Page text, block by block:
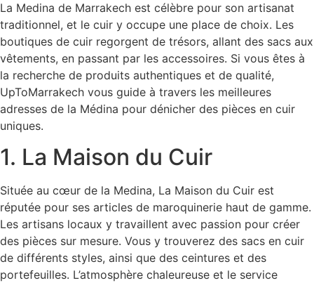
La Medina de Marrakech est célèbre pour son artisanat
traditionnel, et le cuir y occupe une place de choix. Les
boutiques de cuir regorgent de trésors, allant des sacs aux
vêtements, en passant par les accessoires. Si vous êtes à
la recherche de produits authentiques et de qualité,
UpToMarrakech vous guide à travers les meilleures
adresses de la Médina pour dénicher des pièces en cuir
uniques.
1. La Maison du Cuir
Située au cœur de la Medina, La Maison du Cuir est
réputée pour ses articles de maroquinerie haut de gamme.
Les artisans locaux y travaillent avec passion pour créer
des pièces sur mesure. Vous y trouverez des sacs en cuir
de différents styles, ainsi que des ceintures et des
portefeuilles. L’atmosphère chaleureuse et le service